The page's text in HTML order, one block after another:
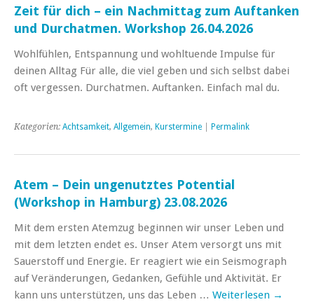
Zeit für dich – ein Nachmittag zum Auftanken
und Durchatmen. Workshop 26.04.2026
Wohlfühlen, Entspannung und wohltuende Impulse für
deinen Alltag Für alle, die viel geben und sich selbst dabei
oft vergessen. Durchatmen. Auftanken. Einfach mal du.
Kategorien: Achtsamkeit, Allgemein, Kurstermine Permalink
Atem – Dein ungenutztes Potential
(Workshop in Hamburg) 23.08.2026
Mit dem ersten Atemzug beginnen wir unser Leben und
mit dem letzten endet es. Unser Atem versorgt uns mit
Sauerstoff und Energie. Er reagiert wie ein Seismograph
auf Veränderungen, Gedanken, Gefühle und Aktivität. Er
kann uns unterstützen, uns das Leben … Weiterlesen →